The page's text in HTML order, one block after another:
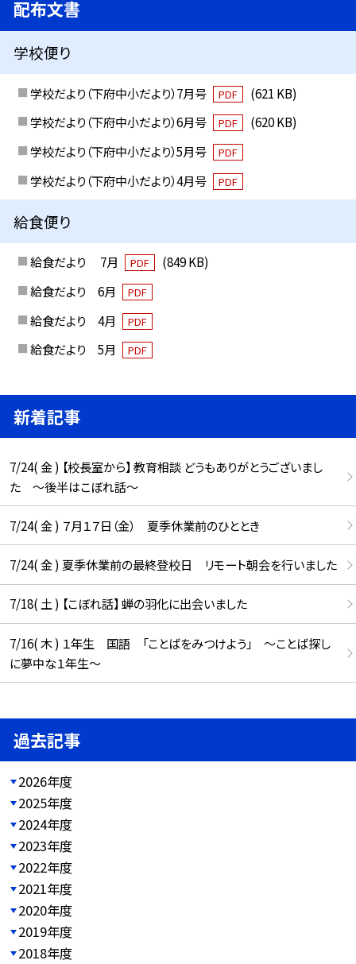
配布文書
学校便り
学校だより（下府中小だより）7月号 PDF
(621 KB)
学校だより（下府中小だより）6月号
PDF
(620 KB)
学校だより（下府中小だより）5月号
PDF
学校だより（下府中小だより）4月号 PDF
給食便り
給食だより 7月 PDF
(849 KB)
給食だより 6月
PDF
給食だより 4月 PDF
給食だより 5月 PDF
新着記事
7/24( 金 ) 【校長室から】 教育相談 どうもありがとうございまし
た ～後半はこぼれ話～
7/24( 金 ) ７月１７日（金） 夏季休業前のひととき
7/24( 金 ) 夏季休業前の最終登校日 リモート朝会を行いました
7/18( 土 ) 【こぼれ話】 蝉の羽化に出会いました
7/16( 木 ) １年生 国語 「ことばをみつけよう」 ～ことば探し
に夢中な１年生～
過去記事
2026年度
2025年度
2024年度
2023年度
2022年度
2021年度
2020年度
2019年度
2018年度